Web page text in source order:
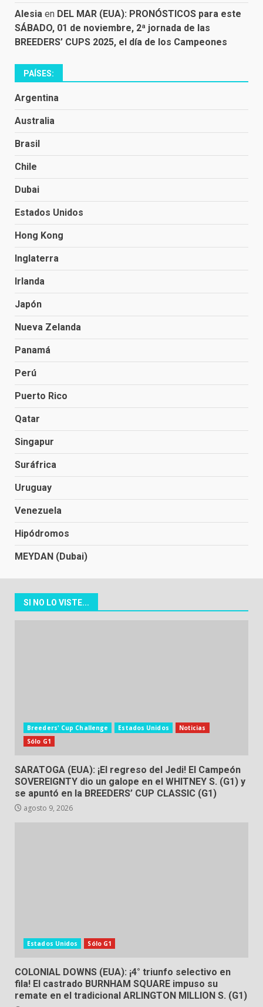
Alesia en DEL MAR (EUA): PRONÓSTICOS para este
SÁBADO, 01 de noviembre, 2ª jornada de las
BREEDERS’ CUPS 2025, el día de los Campeones
PAÍSES:
Argentina
Australia
Brasil
Chile
Dubai
Estados Unidos
Hong Kong
Inglaterra
Irlanda
Japón
Nueva Zelanda
Panamá
Perú
Puerto Rico
Qatar
Singapur
Suráfrica
Uruguay
Venezuela
Hipódromos
MEYDAN (Dubai)
SI NO LO VISTE...
Breeders' Cup Challenge Estados Unidos
Noticias
Sólo G1
SARATOGA (EUA): ¡El regreso del Jedi! El Campeón
SOVEREIGNTY dio un galope en el WHITNEY S. (G1) y
se apuntó en la BREEDERS’ CUP CLASSIC (G1)
agosto 9, 2026
Estados Unidos Sólo G1
COLONIAL DOWNS (EUA): ¡4° triunfo selectivo en
fila! El castrado BURNHAM SQUARE impuso su
remate en el tradicional ARLINGTON MILLION S. (G1)